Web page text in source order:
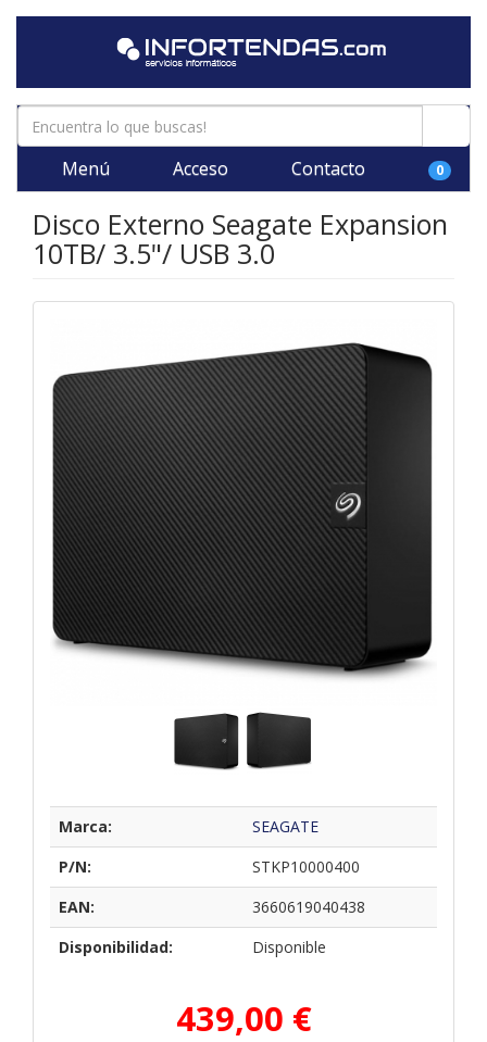
Menú Acceso Contacto 0
Disco Externo Seagate Expansion
10TB/ 3.5"/ USB 3.0
Marca:
SEAGATE
P/N:
STKP10000400
EAN:
3660619040438
Disponibilidad:
Disponible
439,00 €